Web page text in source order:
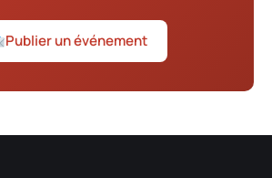
Publier un événement